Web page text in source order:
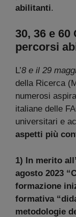
abilitanti.
30, 36 e 60
percorsi
L’8 e il 29
della Ricerca
numerosi
italiane delle
universitari e
aspetti più
1) In merito
agosto 2023
formazione
formativa
metodologie